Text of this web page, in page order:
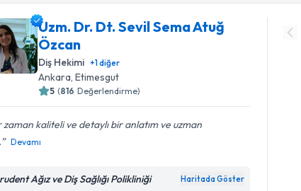
Uzm. Dr. Dt. Sevil Sema Atuğ
Özcan
Diş Hekimi +1diğer
Ankara , Etimesgut
5 (816 Değerlendirme)
zaman kaliteli ve detaylı bir anlatım ve uzman
Devamı
Ağız ve Diş Sağlığı Polikliniği Haritada Göster